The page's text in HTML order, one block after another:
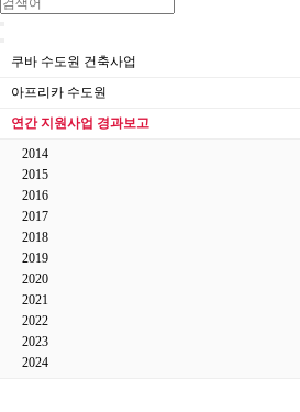
쿠바 수도원 건축사업
아프리카 수도원
연간 지원사업 경과보고
2014
2015
2016
2017
2018
2019
2020
2021
2022
2023
2024